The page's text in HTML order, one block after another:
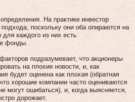
На практике инвестор
поскольку они оба опираются на
каждого из них есть
фонды.
подразумевает, что акционеры
на плохие новости, и, как
будет оценена как плохая (обратная
хорошие компании часто оцениваются
могут ошибаться), и, когда выясняется,
дорожает.